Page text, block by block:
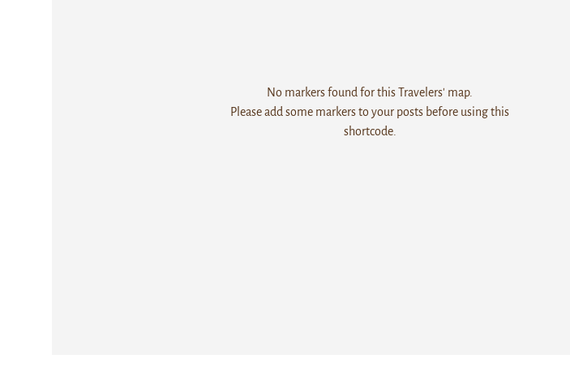
No markers found for this Travelers' map.
Please add some markers to your posts before using this
shortcode.